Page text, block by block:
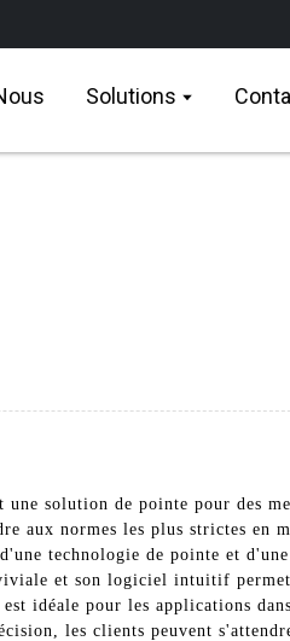
Solutions
solution de pointe pour des
aux normes les plus strictes en
technologie de pointe et d'une
et son logiciel intuitif
idéale pour les applications
les clients peuvent